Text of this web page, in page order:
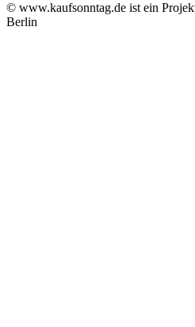
© www.kaufsonntag.de ist ein
Berlin